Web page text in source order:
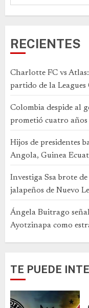
RECIENTES
Charlotte FC vs
partido de la Leagues
Colombia despide al
prometió cuatro años
Hijos de presidentes
Angola, Guinea
Investiga Ssa brote
jalapeños de Nuevo
Ángela Buitrago
Ayotzinapa como
TE PUEDE